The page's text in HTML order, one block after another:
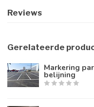
Reviews
Gerelateerde
Markering
belijning